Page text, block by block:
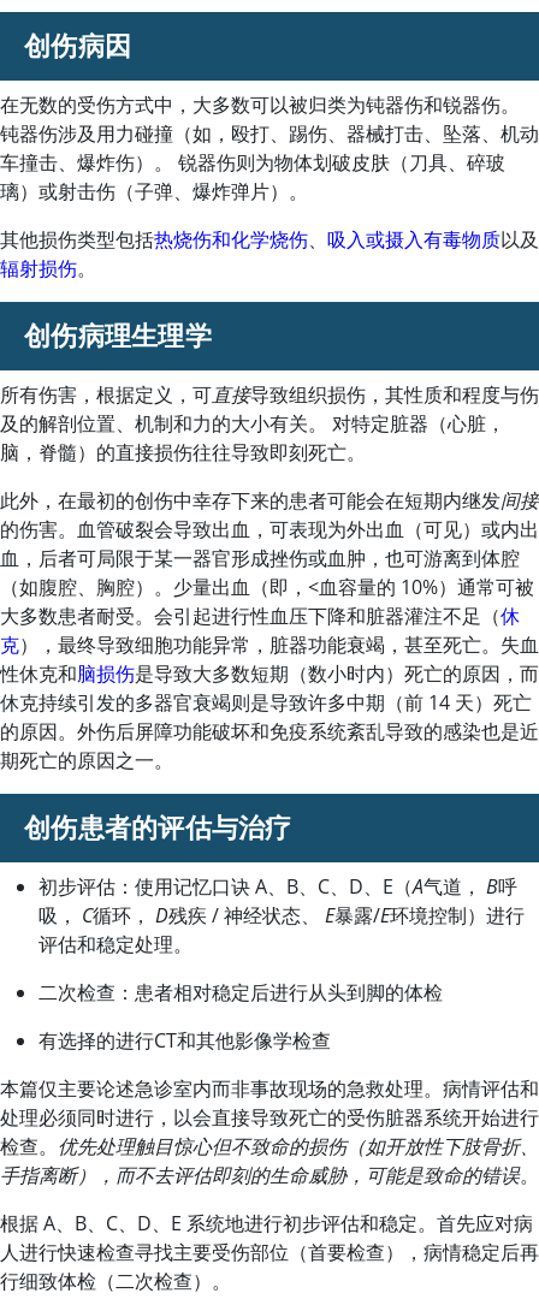
创伤病因
在无数的受伤方式中，大多数可以被归类为钝器伤和锐器伤。
钝器伤涉及用力碰撞（如，殴打、踢伤、器械打击、坠落、机动
车撞击、爆炸伤）。 锐器伤则为物体划破皮肤（刀具、碎玻
璃）或射击伤（子弹、爆炸弹片）。
其他损伤类型包括热烧伤和化学烧伤、 吸入或摄入有毒物质以及
辐射损伤。
创伤病理生理学
所有伤害，根据定义，可直接导致组织损伤，其性质和程度与伤
及的解剖位置、机制和力的大小有关。 对特定脏器（心脏，
脑，脊髓）的直接损伤往往导致即刻死亡。
此外，在最初的创伤中幸存下来的患者可能会在短期内继发间接
的伤害。血管破裂会导致出血，可表现为外出血（可见）或内出
血，后者可局限于某一器官形成挫伤或血肿，也可游离到体腔
（如腹腔、胸腔）。少量出血（即， <血容量的 10%）通常可被
大多数患者耐受。会引起进行性血压下降和脏器灌注不足（休
克），最终导致细胞功能异常，脏器功能衰竭，甚至死亡。失血
性休克和脑损伤是导致大多数短期（数小时内）死亡的原因，而
休克持续引发的多器官衰竭则是导致许多中期（前 14 天）死亡
的原因。外伤后屏障功能破坏和免疫系统紊乱导致的感染也是近
期死亡的原因之一。
创伤患者的评估与治疗
初步评估：使用记忆口诀 A、B、C、D、E（A气道， B呼
吸， C循环， D残疾 / 神经状态、 E暴露/E环境控制）进行
评估和稳定处理。
二次检查：患者相对稳定后进行从头到脚的体检
有选择的进行CT和其他影像学检查
本篇仅主要论述急诊室内而非事故现场的急救处理。病情评估和
处理必须同时进行，以会直接导致死亡的受伤脏器系统开始进行
检查。 优先处理触目惊心但不致命的损伤（如开放性下肢骨折、
手指离断），而不去评估即刻的生命威胁，可能是致命的错误。
根据 A、B、C、D、E 系统地进行初步评估和稳定。首先应对病
人进行快速检查寻找主要受伤部位（首要检查），病情稳定后再
行细致体检（二次检查）。